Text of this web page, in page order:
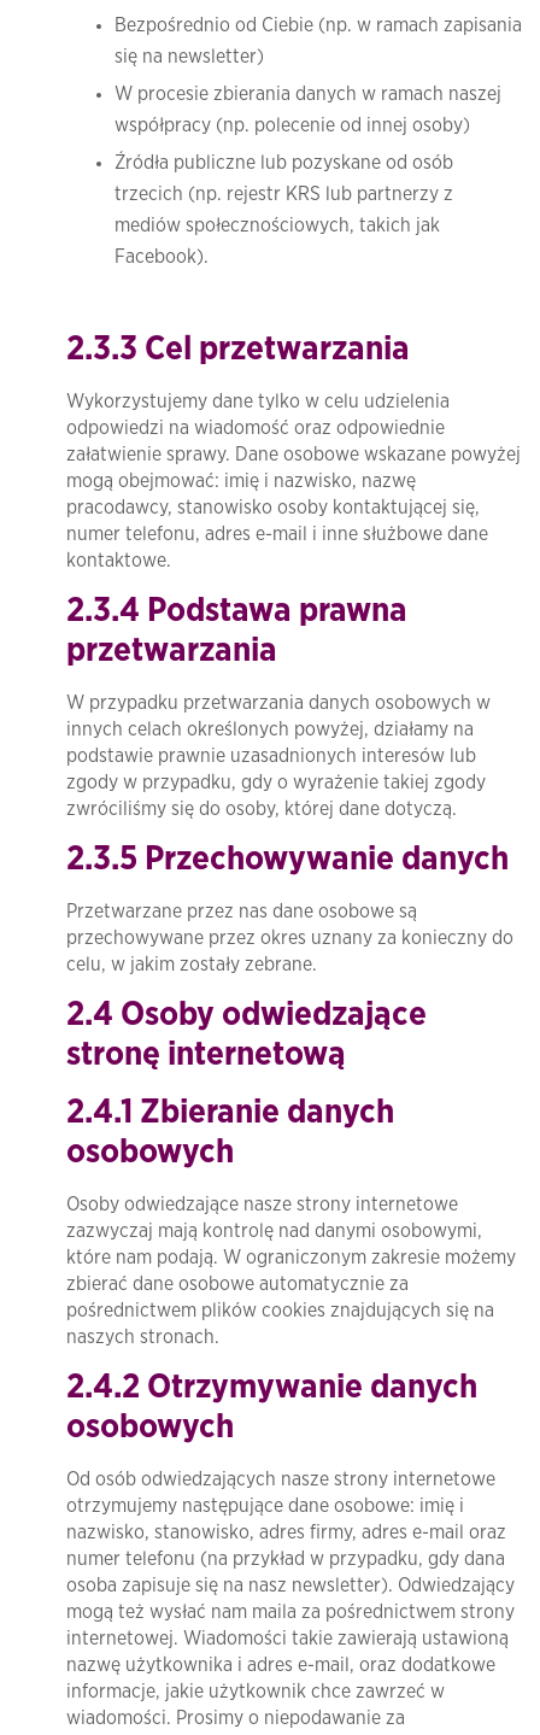
Bezpośrednio od Ciebie (np. w ramach zapisania
się na newsletter)
W procesie zbierania danych w ramach naszej
współpracy (np. polecenie od innej osoby)
Źródła publiczne lub pozyskane od osób
trzecich (np. rejestr KRS lub partnerzy z
mediów społecznościowych, takich jak
Facebook).
2.3.3 Cel przetwarzania
Wykorzystujemy dane tylko w celu udzielenia
odpowiedzi na wiadomość oraz odpowiednie
załatwienie sprawy. Dane osobowe wskazane powyżej
mogą obejmować: imię i nazwisko, nazwę
pracodawcy, stanowisko osoby kontaktującej się,
numer telefonu, adres e-mail i inne służbowe dane
kontaktowe.
2.3.4 Podstawa prawna
przetwarzania
W przypadku przetwarzania danych osobowych w
innych celach określonych powyżej, działamy na
podstawie prawnie uzasadnionych interesów lub
zgody w przypadku, gdy o wyrażenie takiej zgody
zwróciliśmy się do osoby, której dane dotyczą.
2.3.5 Przechowywanie danych
Przetwarzane przez nas dane osobowe są
przechowywane przez okres uznany za konieczny do
celu, w jakim zostały zebrane.
2.4 Osoby odwiedzające
stronę internetową
2.4.1 Zbieranie danych
osobowych
Osoby odwiedzające nasze strony internetowe
zazwyczaj mają kontrolę nad danymi osobowymi,
które nam podają. W ograniczonym zakresie możemy
zbierać dane osobowe automatycznie za
pośrednictwem plików cookies znajdujących się na
naszych stronach.
2.4.2 Otrzymywanie danych
osobowych
Od osób odwiedzających nasze strony internetowe
otrzymujemy następujące dane osobowe: imię i
nazwisko, stanowisko, adres firmy, adres e-mail oraz
numer telefonu (na przykład w przypadku, gdy dana
osoba zapisuje się na nasz newsletter). Odwiedzający
mogą też wysłać nam maila za pośrednictwem strony
internetowej. Wiadomości takie zawierają ustawioną
nazwę użytkownika i adres e-mail, oraz dodatkowe
informacje, jakie użytkownik chce zawrzeć w
wiadomości. Prosimy o niepodawanie za